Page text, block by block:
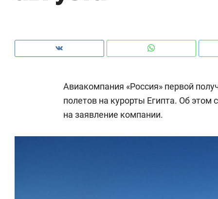
Авиакомпания «Россия» первой
полетов на курорты Египта. Об этом
на заявление компании.